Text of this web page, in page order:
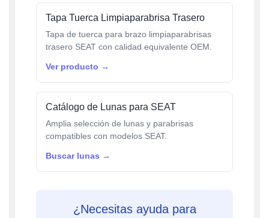
Tapa Tuerca Limpiaparabrisa Trasero
Tapa de tuerca para brazo limpiaparabrisas
trasero SEAT con calidad equivalente OEM.
Ver producto →
Catálogo de Lunas para SEAT
Amplia selección de lunas y parabrisas
compatibles con modelos SEAT.
Buscar lunas →
¿Necesitas ayuda para